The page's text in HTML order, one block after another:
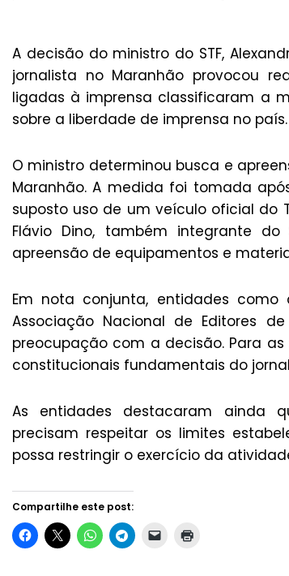
A decisão do ministro do STF,
jornalista no Maranhão provocou
ligadas à imprensa classificaram a
sobre a liberdade de imprensa no país.
O ministro determinou busca e
Maranhão. A medida foi tomada
suposto uso de um veículo oficial do
Flávio Dino, também integrante
apreensão de equipamentos e
Em nota conjunta, entidades como
Associação Nacional de Editores
preocupação com a decisão. Para
constitucionais fundamentais do
As entidades destacaram ainda
precisam respeitar os limites
possa restringir o exercício da
Compartilhe este post: